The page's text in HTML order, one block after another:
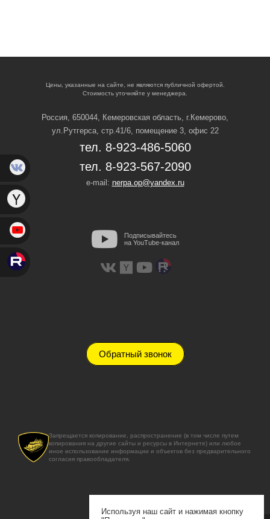
Цены, указанные на сайте, не являются публичной офертой.
Стоимость уточняйте у менеджера.
Россия, 650044, Кемеровская область, г.Кемерово,
ул.Рутгерса, стр.41/6, помещение 3, офис 22
тел. 8-923-486-5060
тел. 8-923-567-2090
e-mail: nerpa.op@yandex.ru
Подписывайтесь
на YouTube-канал
Обратный звонок
Запрещается копирование, распространение (в том числе путем
копирования на другие сайты и ресурсы в Интернете) или любое
иное использование информации и объектов без предварительного
согласия правообладателя.
Используя наш сайт и нажимая кнопку